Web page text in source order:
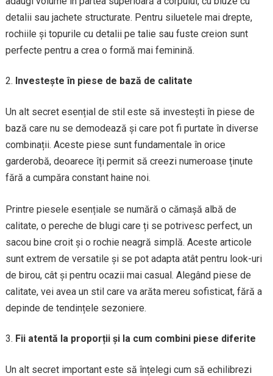
detalii sau jachete structurate. Pentru siluetele mai drepte,
rochiile și topurile cu detalii pe talie sau fuste creion sunt
perfecte pentru a crea o formă mai feminină.
Investește în piese de bază de calitate
Un alt secret esențial de stil este să investești în piese de
bază care nu se demodează și care pot fi purtate în diverse
combinații. Aceste piese sunt fundamentale în orice
garderobă, deoarece îți permit să creezi numeroase ținute
fără a cumpăra constant haine noi.
Printre piesele esențiale se numără o cămașă albă de
calitate, o pereche de blugi care ți se potrivesc perfect, un
sacou bine croit și o rochie neagră simplă. Aceste articole
sunt extrem de versatile și se pot adapta atât pentru look-uri
de birou, cât și pentru ocazii mai casual. Alegând piese de
calitate, vei avea un stil care va arăta mereu sofisticat, fără a
depinde de tendințele sezoniere.
Fii atentă la proporții și la cum combini piese diferite
Un alt secret important este să înțelegi cum să echilibrezi